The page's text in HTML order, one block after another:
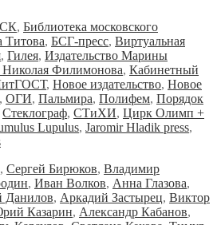
, Библиотека московского
Титова, БСГ-пресс, Виртуальная
, Гилея, Издательство Марины
Николая Филимонова, Кабинетный
, Новое издательство, Новое
, ОГИ, Пальмира, Полифем, Порядок
Стеклограф, СТиХИ, Цирк Олимп +
Lupulus, Jaromir Hladik press,
, Сергей Бирюков, Владимир
, Иван Волков, Анна Глазова,
Данилов, Аркадий Застырец, Виктор
Казарин, Александр Кабанов,